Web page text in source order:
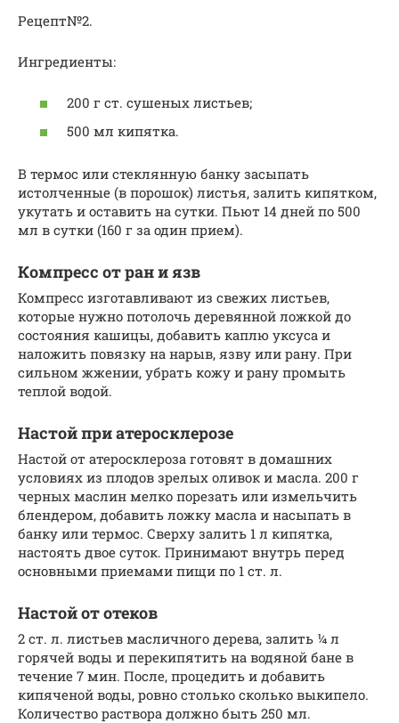
Рецепт№2.
Ингредиенты:
200 г ст. сушеных листьев;
500 мл кипятка.
В термос или стеклянную банку засыпать
истолченные (в порошок) листья, залить кипятком,
укутать и оставить на сутки. Пьют 14 дней по 500
мл в сутки (160 г за один прием).
Компресс от ран и язв
Компресс изготавливают из свежих листьев,
которые нужно потолочь деревянной ложкой до
состояния кашицы, добавить каплю уксуса и
наложить повязку на нарыв, язву или рану. При
сильном жжении, убрать кожу и рану промыть
теплой водой.
Настой при атеросклерозе
Настой от атеросклероза готовят в домашних
условиях из плодов зрелых оливок и масла. 200 г
черных маслин мелко порезать или измельчить
блендером, добавить ложку масла и насыпать в
банку или термос. Сверху залить 1 л кипятка,
настоять двое суток. Принимают внутрь перед
основными приемами пищи по 1 ст. л.
Настой от отеков
2 ст. л. листьев масличного дерева, залить ¼ л
горячей воды и перекипятить на водяной бане в
течение 7 мин. После, процедить и добавить
кипяченой воды, ровно столько сколько выкипело.
Количество раствора должно быть 250 мл.